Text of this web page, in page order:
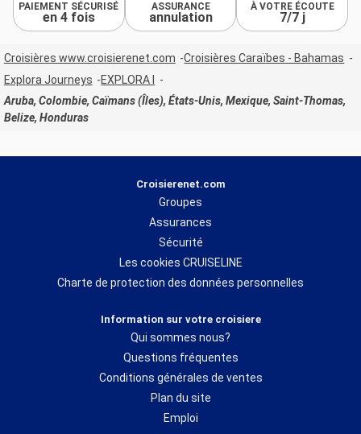
PAIEMENT SÉCURISÉ
en 4 fois
ASSURANCE
annulation
À VOTRE ÉCOUTE
7/7 j
Croisières www.croisierenet.com
Croisières Caraïbes - Bahamas
Explora Journeys
EXPLORA I
Aruba, Colombie, Caïmans (Îles), États-Unis, Mexique, Saint-Thomas,
Belize, Honduras
Croisierenet.com
Groupes
Assurances
Sécurité
Les cookies CRUISELINE
Charte de protection des données personnelles
Information sur votre croisiere
Qui sommes nous?
Questions fréquentes
Conditions générales de ventes
Plan du site
Emploi